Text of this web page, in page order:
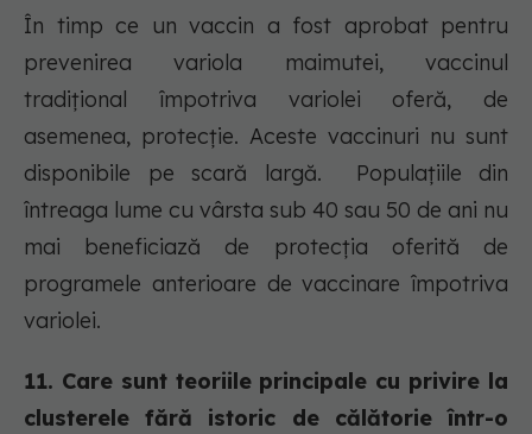
În timp ce un vaccin a fost aprobat pentru
prevenirea variola maimutei, vaccinul
tradițional împotriva variolei oferă, de
asemenea, protecție. Aceste vaccinuri nu sunt
disponibile pe scară largă. Populațiile din
întreaga lume cu vârsta sub 40 sau 50 de ani nu
mai beneficiază de protecția oferită de
programele anterioare de vaccinare împotriva
variolei.
11. Care sunt teoriile principale cu privire la
clusterele fără istoric de călătorie într-o